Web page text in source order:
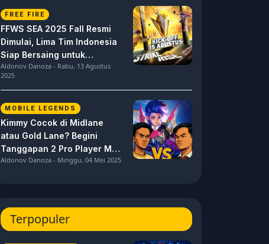
FREE FIRE
FFWS SEA 2025 Fall Resmi
Dimulai, Lima Tim Indonesia
Siap Bersaing untuk
Dominasi
Aldonov Danoza - Rabu, 13 Agustus
2025
MOBILE LEGENDS
Kimmy Cocok di Midlane
atau Gold Lane? Begini
Tanggapan 2 Pro Player MPL
ID S15 ini
Aldonov Danoza - Minggu, 04 Mei 2025
Terpopuler